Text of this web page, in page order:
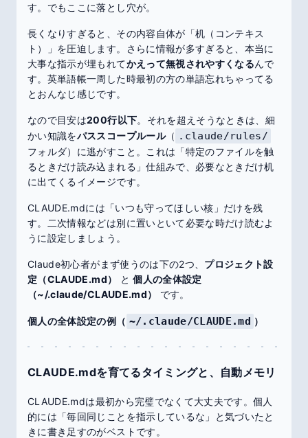
す。でもここに落とし穴が。
長くなりすぎると、その内容自体が「机（コンテキス
ト）」を圧迫します。さらに情報が多すぎると、本当に
大事な指示が埋もれてかえって無視されやすくなるんで
す。英単語帳一周した時最初の方の単語忘れちゃってる
とおんなじ感じです。
なので目安は200行以下。それを超えそうなときは、細
かい知識をパススコープルール（ .claude/rules/
フォルダ）に逃がすこと。これは「特定のファイルを触
るときだけ読み込まれる」仕組みで、必要なときだけ机
に出てくるイメージです。
CLAUDE.mdには「いつも守ってほしい核」だけを残
す。二次情報などは別に置いといて必要な時だけ読むよ
うに設定しましょう。
Claude初心者がまず使うのは下の2つ、 プロジェクト設
定（CLAUDE.md）
と個人の全体設定
（~/.claude/CLAUDE.md）
です。
個人の全体設定の例（ ~/.claude/CLAUDE.md ）
CLAUDE.mdを育てるタイミングと、自動メモリ
CLAUDE.mdは最初から完璧でなくて大丈夫です。個人
的には「毎回同じことを指示しているな」と気づいたと
きに書き足すのがベストです。